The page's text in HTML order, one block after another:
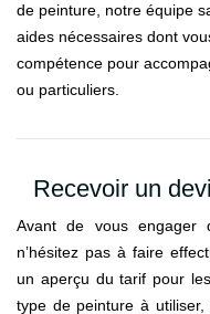
de peinture, notre équipe
aides nécessaires dont
compétence pour
ou particuliers.
Recevoir un
Avant de vous engager
n’hésitez pas à faire
un aperçu du tarif pour
type de peinture à